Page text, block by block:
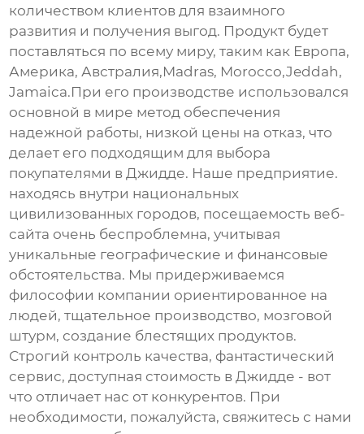
количеством клиентов для взаимного
развития и получения выгод. Продукт будет
поставляться по всему миру, таким как Европа,
Америка, Австралия,Madras, Morocco,Jeddah,
Jamaica.При его производстве использовался
основной в мире метод обеспечения
надежной работы, низкой цены на отказ, что
делает его подходящим для выбора
покупателями в Джидде. Наше предприятие.
находясь внутри национальных
цивилизованных городов, посещаемость веб-
сайта очень беспроблемна, учитывая
уникальные географические и финансовые
обстоятельства. Мы придерживаемся
философии компании ориентированное на
людей, тщательное производство, мозговой
штурм, создание блестящих продуктов.
Строгий контроль качества, фантастический
сервис, доступная стоимость в Джидде - вот
что отличает нас от конкурентов. При
необходимости, пожалуйста, свяжитесь с нами